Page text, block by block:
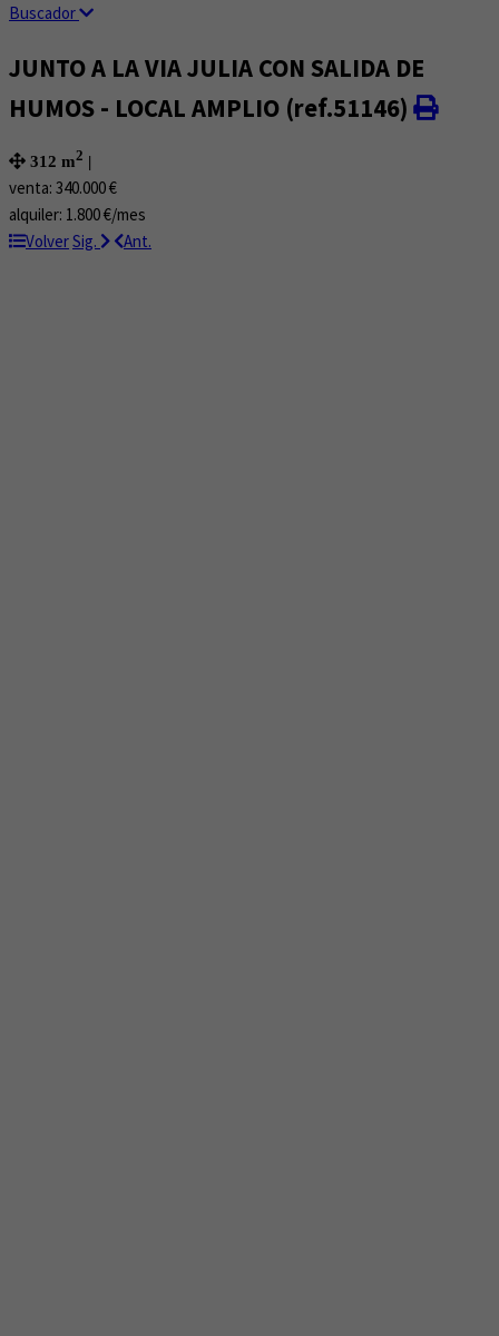
Buscador
JUNTO A LA VIA JULIA CON SALIDA DE
HUMOS - LOCAL AMPLIO (ref.51146)
312 m2 |
venta: 340.000 €
alquiler: 1.800 €/mes
VolverSig. Ant.